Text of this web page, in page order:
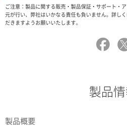
ご注意：製品に関する販売・製品保証・サポート・
元が行い、弊社はいかなる責任も負いません。詳し
だきますようお願いいたします。
製品
製品概要